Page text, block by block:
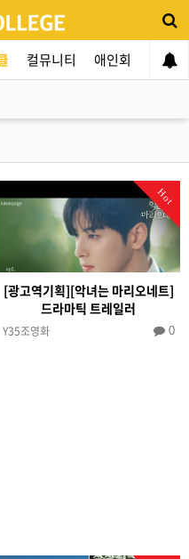
컬뮤니티 애인회 신입
Hot
[광고역기획][악녀는 마리오네트]
드라마틱 트레일러
Y35조영화 0